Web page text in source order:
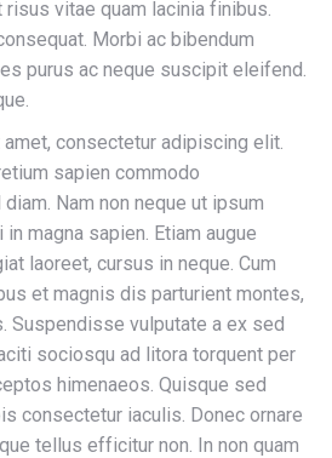
vitae quam lacinia finibus.
Morbi ac bibendum
purus ac neque suscipit eleifend.
consectetur adipiscing elit.
sapien commodo
Nam non neque ut ipsum
magna sapien. Etiam augue
laoreet, cursus in neque. Cum
et magnis dis parturient montes,
Suspendisse vulputate a ex sed
sociosqu ad litora torquent per
himenaeos. Quisque sed
consectetur iaculis. Donec ornare
tellus efficitur non. In non quam